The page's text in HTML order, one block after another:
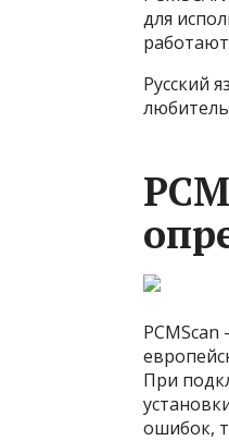
для
Русский
При
ошибок,